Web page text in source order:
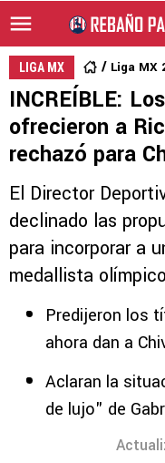
LIGA MX Liga MX
INCREÍBLE:
ofrecieron a
rechazó para
El Director
declinado las
para incorporar a
medallista
Predijeron los
ahora dan a
Aclaran la
de lujo" de